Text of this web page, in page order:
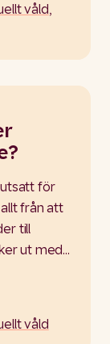
våld,
för
från att
till
ut med…
våld